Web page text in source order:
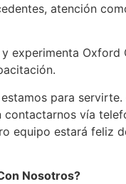
atención
experimenta Oxford
para
contactarnos vía
equipo estará feliz
Nosotros?